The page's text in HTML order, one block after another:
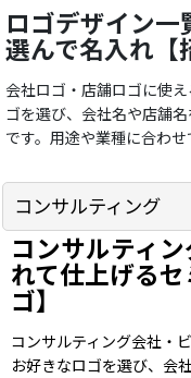
ロゴデザイン一
選んで名入れ【
会社ロゴ・店舗ロゴに使
ゴを選び、会社名や店舗
です。用途や業種に合わせ
コンサルティング
コンサルティ
れて仕上げる
ゴ】
コンサルティング会社・
お好きなロゴを選び、会